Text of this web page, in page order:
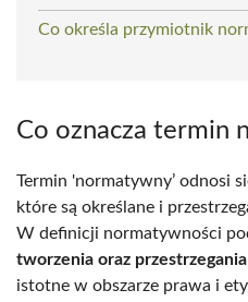
Co określa przymiotnik
Co oznacza termin
Termin 'normatywny’ odnosi
które są określane i
W definicji normatywności
tworzenia oraz
istotne w obszarze prawa i